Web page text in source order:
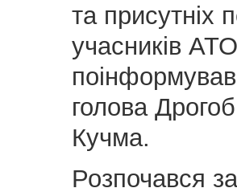
та присутніх
учасників АТО
голова
Кучма.
Розпочався